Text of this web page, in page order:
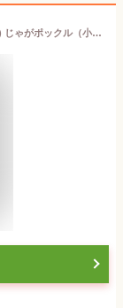
【2個セット／送料込】ギフト カルビー(calbee) じゃがポックル（小） 18g×6袋入 合計2個セット ポテトチップス｜北海道 お土産 個包装 お菓子 プレゼント 挨拶 退職 お礼 結婚式